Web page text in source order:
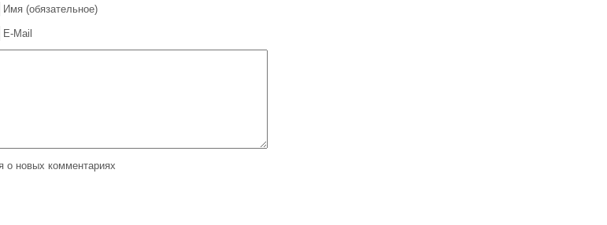
Имя (обязательное)
E-Mail
о новых комментариях